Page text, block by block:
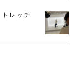
レッチ